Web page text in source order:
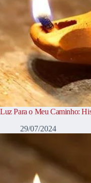
Luz Para o Meu Caminho:
29/07/2024